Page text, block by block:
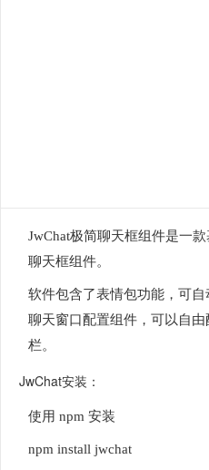
JwChat极简聊天框组件是一
聊天框组件。
软件包含了表情包功能，可
聊天窗口配置组件，可以自
栏。
JwChat安装：
使用 npm 安装
npm install jwchat